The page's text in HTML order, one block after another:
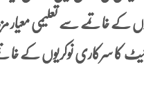
کے خاتمے سے تعلیمی معیار مزید
کا سرکاری نوکریوں کے